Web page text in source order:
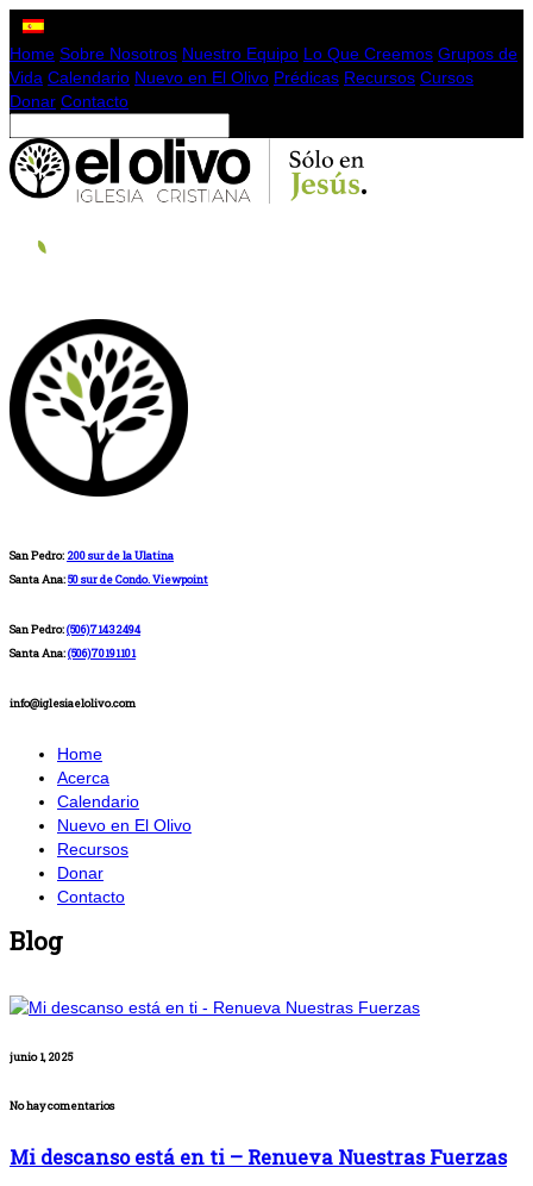
Home Sobre Nosotros Nuestro Equipo Lo Que Creemos Grupos de
Vida Calendario Nuevo en El Olivo Prédicas Recursos Cursos
Donar Contacto
San Pedro: 200 sur de la Ulatina
Santa Ana:50 sur de Condo. Viewpoint
San Pedro:(506)71432494
Santa Ana:(506)70191101
info@iglesiaelolivo.com
Home
Acerca
Calendario
Nuevo en El Olivo
Recursos
Donar
Contacto
Blog
junio 1, 2025
No hay comentarios
Mi descanso está en ti – Renueva Nuestras Fuerzas